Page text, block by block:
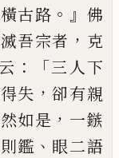
古路 。』 佛
滅吾宗者 ， 克
：「三人下
失 ，卻有親
如是 ， 一鏃
則鑑 、 眼二語